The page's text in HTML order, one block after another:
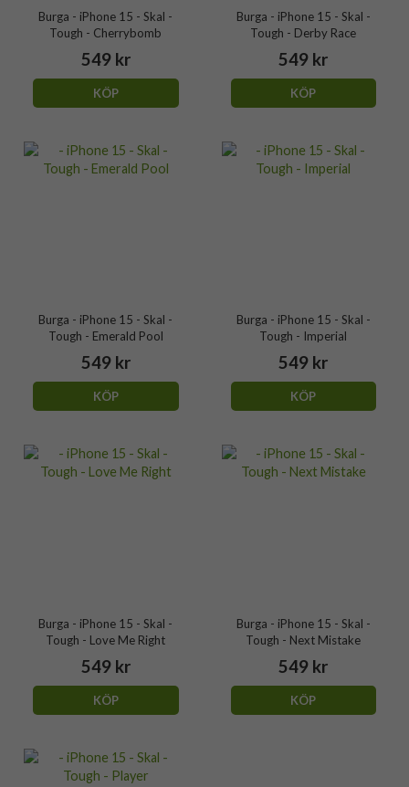
Burga - iPhone 15 - Skal -
Tough - Cherrybomb
549 kr
KÖP
Burga - iPhone 15 - Skal -
Tough - Derby Race
549 kr
KÖP
Burga - iPhone 15 - Skal -
Tough - Emerald Pool
549 kr
KÖP
Burga - iPhone 15 - Skal -
Tough - Imperial
549 kr
KÖP
Burga - iPhone 15 - Skal -
Tough - Love Me Right
549 kr
KÖP
Burga - iPhone 15 - Skal -
Tough - Next Mistake
549 kr
KÖP